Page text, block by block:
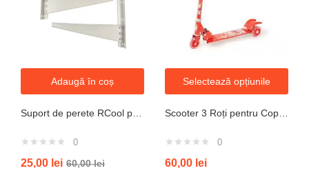
Adaugă în coș
0
25,00 lei 60,00lei
Selectează opțiunile
0
60,00 lei